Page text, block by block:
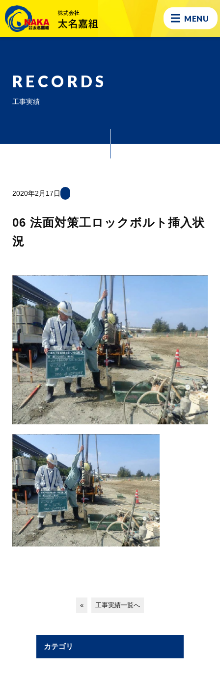
MENU
RECORDS
工事実績
2020年2月17日
06 法面対策工ロックボルト挿入状
況
« 工事実績一覧へ
カテゴリ